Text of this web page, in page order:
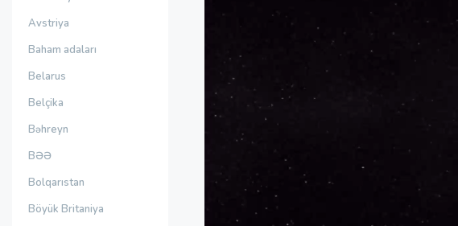
Avstriya
Baham adaları
Belarus
Belçika
Bəhreyn
BƏƏ
Bolqarıstan
Böyük Britaniya